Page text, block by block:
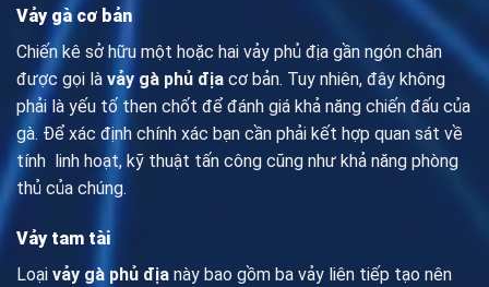
Vảy gà cơ bản
Chiến kê sở hữu một hoặc hai vảy phủ địa gần ngón chân
được gọi là vảy gà phủ địa cơ bản. Tuy nhiên, đây không
phải là yếu tố then chốt để đánh giá khả năng chiến đấu của
gà. Để xác định chính xác bạn cần phải kết hợp quan sát về
tính linh hoạt, kỹ thuật tấn công cũng như khả năng phòng
thủ của chúng.
Vảy tam tài
Loại vảy gà phủ địa này bao gồm ba vảy liên tiếp tạo nên